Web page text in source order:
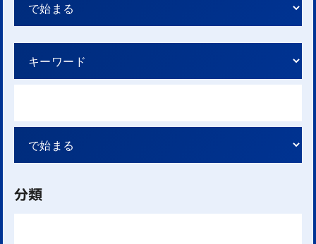
分類